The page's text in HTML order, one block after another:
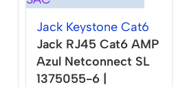
Jack Keystone Cat6
Jack RJ45 Cat6 AMP
Azul Netconnect SL
1375055-6 |